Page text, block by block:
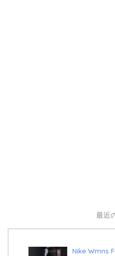
最近
Nike Wmns